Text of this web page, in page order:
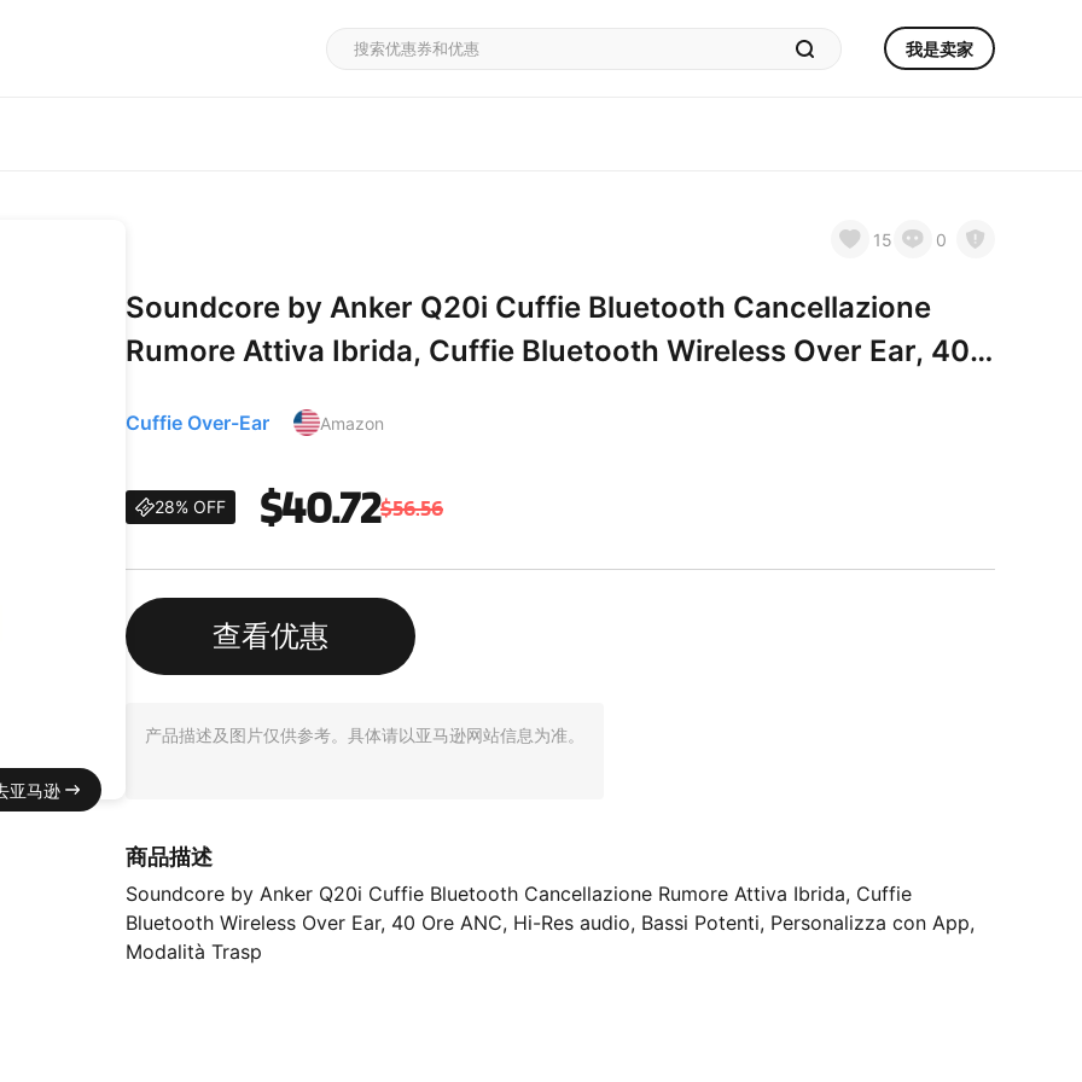
我是卖家
亚马逊
15 0
Soundcore by Anker Q20i Cuffie Bluetooth Cancellazione
Rumore Attiva Ibrida, Cuffie Bluetooth Wireless Over Ear, 40
Modalità Trasp
Cuffie Over-Ear Amazon
28% OFF $40.72$56.56
查看优惠
产品描述及图片仅供参考。具体请以亚马逊网站信息为准。
商品描述
Soundcore by Anker Q20i Cuffie Bluetooth Cancellazione Rumore Attiva Ibrida, Cuffie
Bluetooth Wireless Over Ear, 40 Ore ANC, Hi-Res audio, Bassi Potenti, Personalizza con App,
Modalità Trasp